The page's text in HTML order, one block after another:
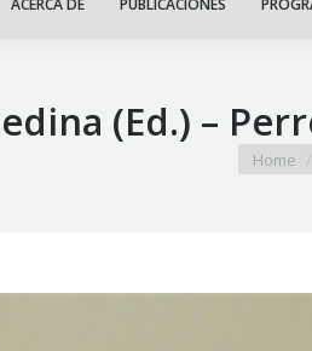
ACERCA DE PUBLICACIONES
(Ed.) –
You
Home